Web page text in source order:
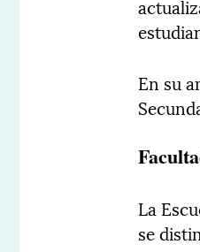
En su
La
se